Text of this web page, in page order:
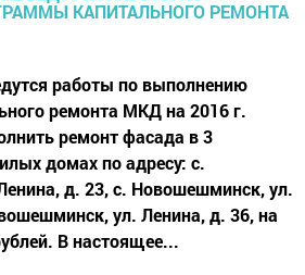
работы по выполнению
ремонта МКД на 2016 г.
ремонт фасада в 3
домах по адресу: с.
д. 23, с. Новошешминск, ул.
ул. Ленина, д. 36, на
В настоящее...